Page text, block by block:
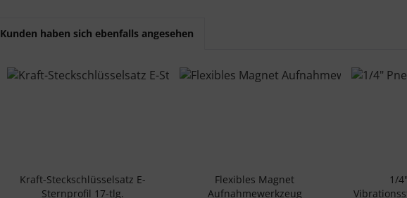
Kunden haben sich ebenfalls angesehen
Kraft-Steckschlüsselsatz E-
Sternprofil 17-tlg.
Flexibles Magnet
Aufnahmewerkzeug
1/